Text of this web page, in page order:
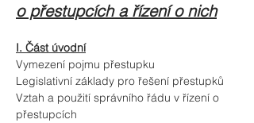
o přestupcích a řízení o nich
I. Část úvodní
Vymezení pojmu přestupku
Legislativní základy pro řešení přestupků
Vztah a použití správního řádu v řízení o
přestupcích